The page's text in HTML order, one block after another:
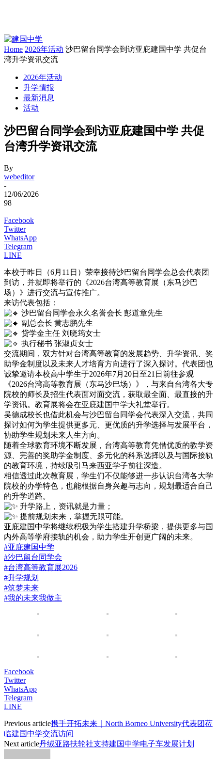
Home 2026年活动 沙巴留台同学会到访亚庇建国中学 共促台
湾升学资讯交流
2026年活动
升学情报
最新消息
活动
沙巴留台同学会到访亚庇建国中学 共促
台湾升学资讯交流
By
webeditor
-
12/06/2026
98
Facebook
Twitter
WhatsApp
Telegram
LINE
本校于昨日（6月11日）荣幸接待沙巴留台同学会总会代表团
到访，并就即将举行的《2026台湾高等教育展（东马沙巴
场）》进行交流与宣传推广。
来访代表包括：
沙巴留台同学会永久名誉会长 彭道章先生
副总会长 黄志鹏先生
贷学金主任 刘晓筠女士
执行秘书 张淑贞女士
交流期间，双方针对台湾高等教育的发展趋势、升学资讯、奖
助学金制度以及未来人才培育方向进行了深入探讨。代表团也
诚挚邀请本校高中学生于2026年7月20日至21日前往参观
《2026台湾高等教育展（东马沙巴场）》，与来自台湾各大专
院校的师长及招生代表面对面交流，获取最全面、最直接的升
学资讯。教育展将会在亚庇建国中学大礼堂举行。
吴德成校长也借此机会与沙巴留台同学会代表深入交流，共同
探讨如何为学生提供更多元、更优质的升学选择与发展平台，
协助学生规划未来人生方向。
随着全球教育环境不断发展，台湾高等教育凭借优质的教学资
源、完善的奖助学金制度、多元化的科系选择以及与国际接轨
的教育环境，持续吸引马来西亚学子前往深造。
相信透过此次教育展，学生们不仅能够进一步认识台湾各大学
院校的办学特色，也能根据自身兴趣与志向，规划最适合自己
的升学道路。
升学路上，资讯就是力量；
提前规划未来，掌握无限可能。
亚庇建国中学将继续积极为学生搭建升学桥梁，提供更多与国
内外高等学府接轨的机会，助力学生开创更广阔的未来。
#亚庇建国中学
#沙巴留台同学会
#台湾高等教育展2026
#升学规划
#筑梦未来
#我的未来我做主
Facebook
Twitter
WhatsApp
Telegram
LINE
Previous article携手开拓未来｜North Borneo University代表团莅
临建国中学交流访问
Next article丹绒亚路扶轮社支持建国中学电子车发展计划